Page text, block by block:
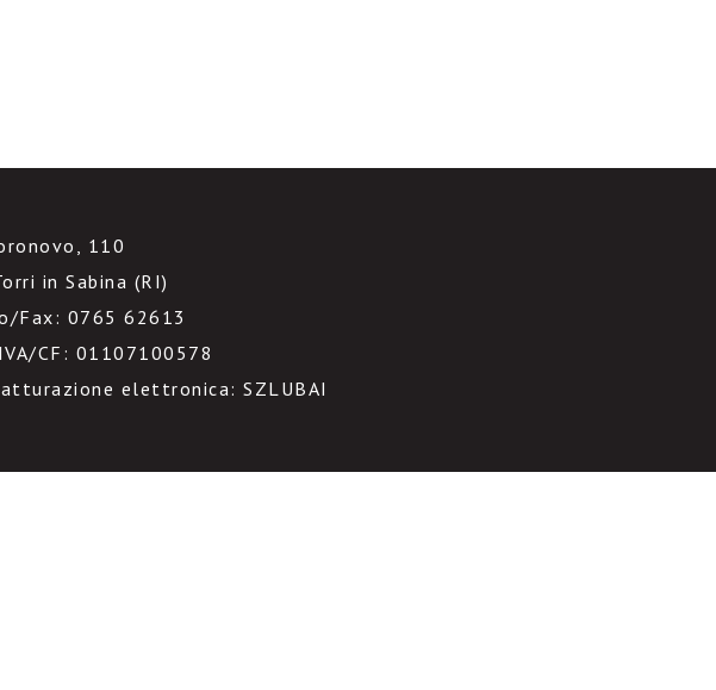
110
in Sabina (RI)
Fax: 0765 62613
CF: 01107100578
elettronica: SZLUBAI